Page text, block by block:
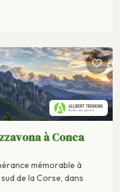
à Conca
mémorable à
de la Corse, dans